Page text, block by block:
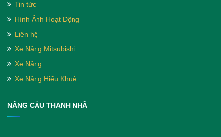
Tin tức
Hình Ảnh Hoạt Động
Liên hệ
Xe Nâng Mitsubishi
Xe Nâng
Xe Nâng Hiếu Khuê
NÂNG CẨU THANH NHÃ